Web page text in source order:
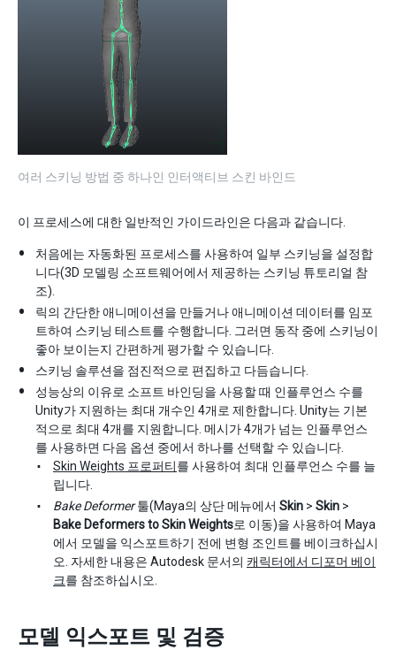
여러 스키닝 방법 중 하나인 인터액티브 스킨 바인드
이 프로세스에 대한 일반적인 가이드라인은 다음과 같습니다.
처음에는 자동화된 프로세스를 사용하여 일부 스키닝을 설정합
니다(3D 모델링 소프트웨어에서 제공하는 스키닝 튜토리얼 참
조).
릭의 간단한 애니메이션을 만들거나 애니메이션 데이터를 임포
트하여 스키닝 테스트를 수행합니다. 그러면 동작 중에 스키닝이
좋아 보이는지 간편하게 평가할 수 있습니다.
스키닝 솔루션을 점진적으로 편집하고 다듬습니다.
성능상의 이유로 소프트 바인딩을 사용할 때 인플루언스 수를
Unity가 지원하는 최대 개수인 4개로 제한합니다. Unity는 기본
적으로 최대 4개를 지원합니다. 메시가 4개가 넘는 인플루언스
를 사용하면 다음 옵션 중에서 하나를 선택할 수 있습니다.
Skin Weights 프로퍼티를 사용하여 최대 인플루언스 수를 늘
립니다.
Bake Deformer툴(Maya의 상단 메뉴에서 Skin > Skin >
Bake Deformers to Skin Weights로 이동)을 사용하여 Maya
에서 모델을 익스포트하기 전에 변형 조인트를 베이크하십시
오. 자세한 내용은 Autodesk 문서의 캐릭터에서 디포머 베이
크를 참조하십시오.
모델 익스포트 및 검증